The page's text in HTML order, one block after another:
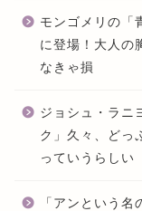
モンゴメリの「
に登場！大人の
なきゃ損
ジョシュ・ラニ
ク」久々、どっ
っていうらしい
「アンという